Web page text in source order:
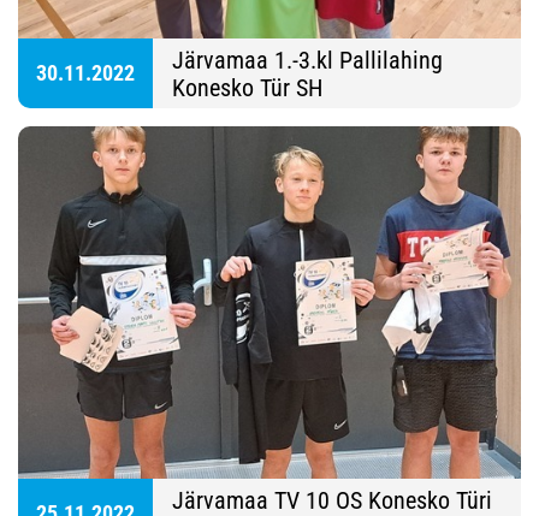
30.11.2022
Järvamaa 1.-3.kl Pallilahing
Konesko Tür SH
Järvamaa TV 10 OS Konesko Türi